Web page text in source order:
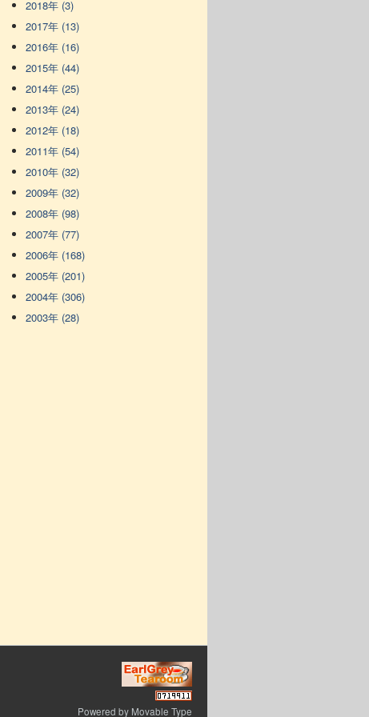
2018年 (3)
2017年 (13)
2016年 (16)
2015年 (44)
2014年 (25)
2013年 (24)
2012年 (18)
2011年 (54)
2010年 (32)
2009年 (32)
2008年 (98)
2007年 (77)
2006年 (168)
2005年 (201)
2004年 (306)
2003年 (28)
Powered by Movable Type